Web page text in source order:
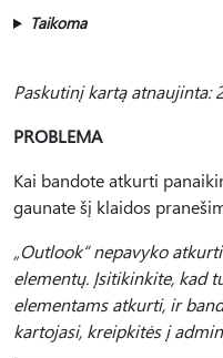
Taikoma
Paskutinį kartą atnaujinta:
PROBLEMA
Kai bandote atkurti
gaunate šį klaidos
„Outlook“ nepavyko
elementų. Įsitikinkite, kad
elementams atkurti, ir
kartojasi, kreipkitės į